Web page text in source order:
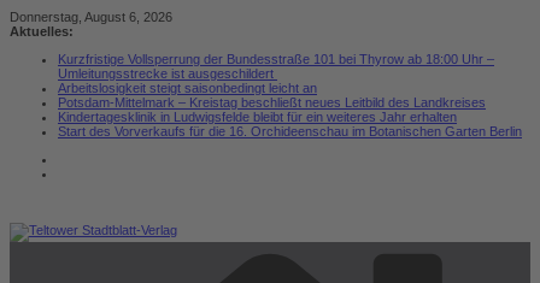
Zum
Inhalt
Donnerstag, August 6, 2026
Aktuelles:
Kurzfristige Vollsperrung der Bundesstraße 101 bei Thyrow ab 18:00 Uhr –
Umleitungsstrecke ist ausgeschildert
Arbeitslosigkeit steigt saisonbedingt leicht an
Potsdam-Mittelmark – Kreistag beschließt neues Leitbild des Landkreises
Kindertagesklinik in Ludwigsfelde bleibt für ein weiteres Jahr erhalten
Start des Vorverkaufs für die 16. Orchideenschau im Botanischen Garten Berlin